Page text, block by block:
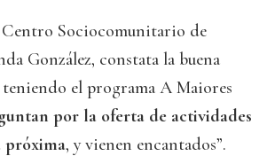
Sociocomunitario de
González, constata la buena
teniendo el programa A Maiores
por la oferta de actividades
próxima, y vienen encantados”.